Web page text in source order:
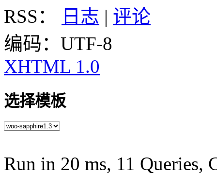
RSS：
日志 | 评论
编码：UTF-8
XHTML 1.0
选择模板
Run in 20 ms, 11 Queries,